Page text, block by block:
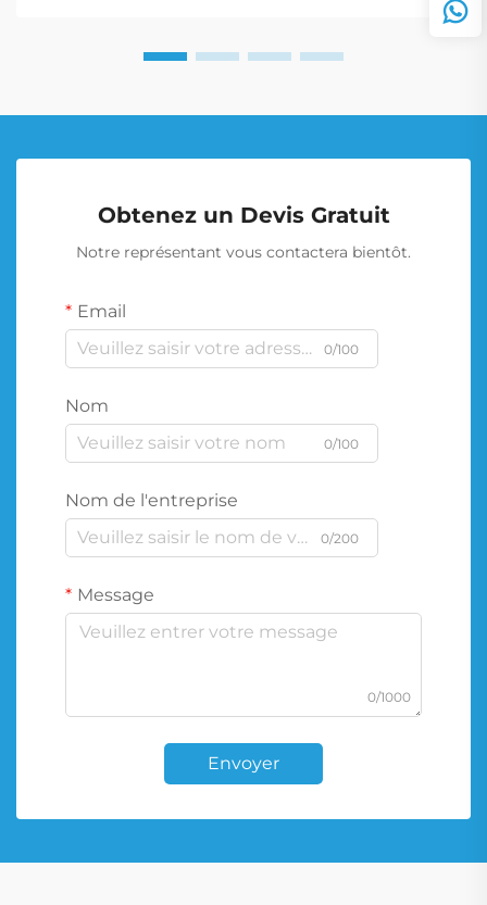
Obtenez un Devis Gratuit
Notre représentant vous contactera bientôt.
Email
0/100
Nom
0/100
Nom de l'entreprise
0/200
Message
0/1000
Envoyer